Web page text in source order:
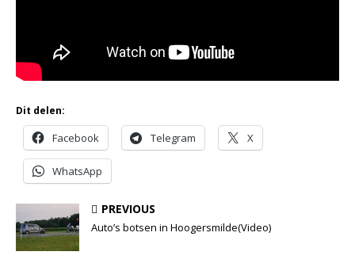
Dit delen:
Facebook Telegram X
WhatsApp
PREVIOUS
Auto’s botsen in Hoogersmilde(Video)